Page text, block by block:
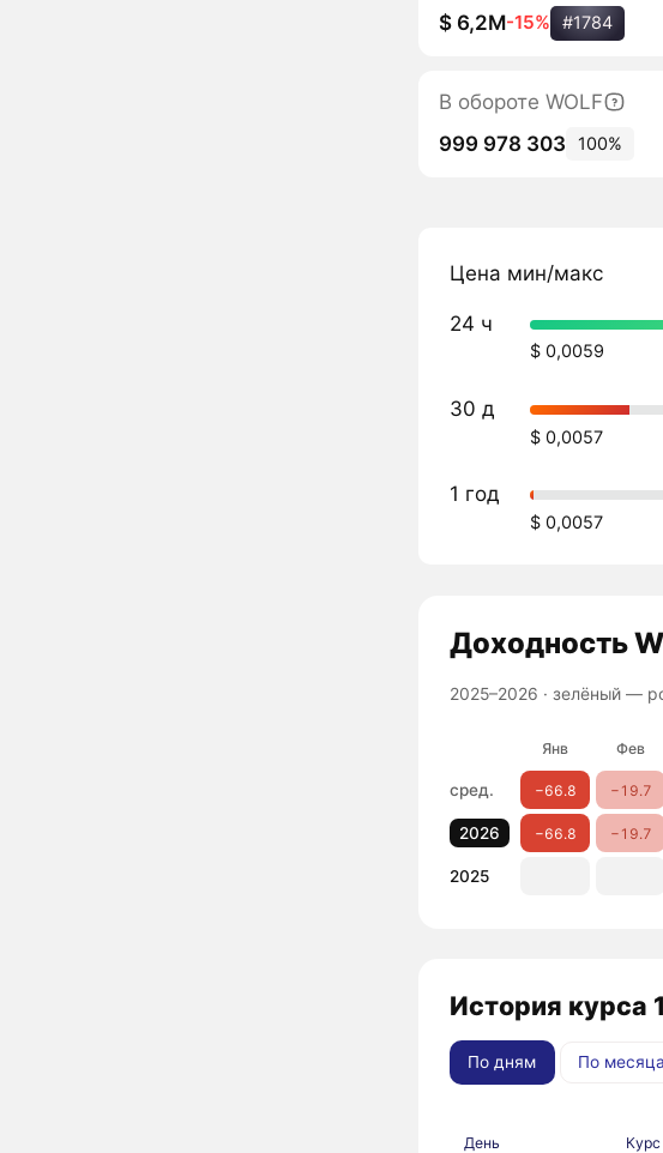
$ 6,2M-15% #1784
В обороте WOLF
999 978 303
100%
Цена мин/макс
24 ч
$ 0,0059
30 д
$ 0,0057
1 год
$ 0,0057
Доходность
2025–2026 · зелёный —
Янв Фев
сред. −66.8 −19.7
2026 −66.8 −19.7
2025
История курса
По дням По
День Курс